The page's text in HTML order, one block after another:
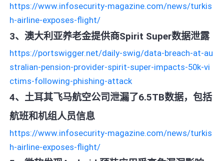
https://www.infosecurity-magazine.com/news/turkis
h-airline-exposes-flight/
3、澳大利亚养老金提供商Spirit Super数据泄露
https://portswigger.net/daily-swig/data-breach-at-au
stralian-pension-provider-spirit-super-impacts-50k-vi
ctims-following-phishing-attack
4、土耳其飞马航空公司泄漏了6.5TB数据，包括
航班和机组人员信息
https://www.infosecurity-magazine.com/news/turkis
h-airline-exposes-flight/